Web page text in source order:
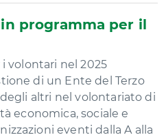
programma per il
i volontari nel 2025
di un Ente del Terzo
altri nel volontariato di
economica, sociale e
eventi dalla A alla